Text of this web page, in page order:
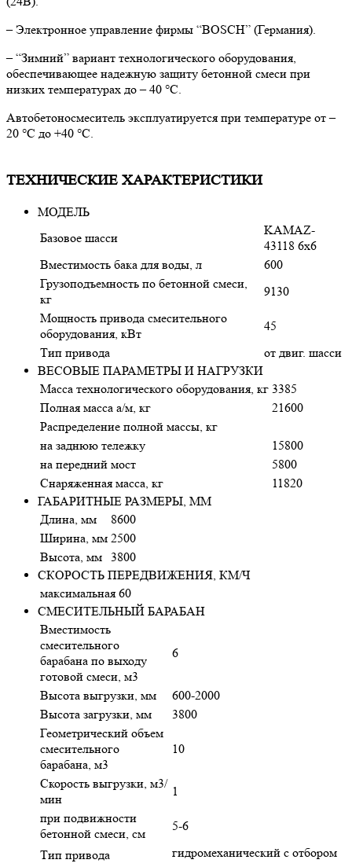
– Электронное управление фирмы “BOSCH” (Германия).
– “Зимний” вариант технологического оборудования,
обеспечивающее надежную защиту бетонной смеси при
низких температурах до – 40 °С.
Автобетоносмеситель эксплуатируется при температуре от –
20 °С до +40 °С.
ТЕХНИЧЕСКИЕ ХАРАКТЕРИСТИКИ
МОДЕЛЬ
Базовое шасси
KAMAZ-
43118 6х6
Вместимость бака для воды, л
600
Грузоподъемность по бетонной смеси,
кг
9130
Мощность привода смесительного
оборудования, кВт
45
Тип привода
от двиг. шасси
ВЕСОВЫЕ ПАРАМЕТРЫ И НАГРУЗКИ
Масса технологического оборудования, кг 3385
Полная масса а/м, кг
21600
Распределение полной массы, кг
на заднюю тележку
15800
на передний мост
5800
Снаряженная масса, кг
11820
ГАБАРИТНЫЕ РАЗМЕРЫ, ММ
Длина, мм
8600
Ширина, мм 2500
Высота, мм 3800
СКОРОСТЬ ПЕРЕДВИЖЕНИЯ, КМ/Ч
максимальная 60
СМЕСИТЕЛЬНЫЙ БАРАБАН
Вместимость
смесительного
барабана по выходу
готовой смеси, м3
6
Высота выгрузки, мм
600-2000
Высота загрузки, мм
3800
Геометрический объем
смесительного
барабана, м3
10
Скорость выгрузки, м3/
мин
1
при подвижности
бетонной смеси, см
5-6
Тип привода
гидромеханический с отбором